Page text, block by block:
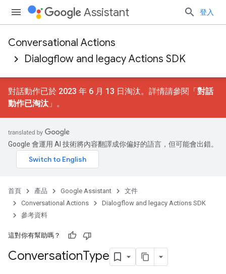
Assistant 登入
Conversational Actions
Dialogflow and legacy Actions SDK
對話動作已於 2023 年 6 月 13 日淘汰。詳情請參閱「對話
動作已淘汰 」。
Google 會運用 AI 技術將內容翻譯成你偏好的語言，但可能會出錯。
首頁 產品 Google Assistant
文件
Conversational Actions
Dialogflow and legacy Actions SDK
參考資料
這對你有幫助嗎？
ConversationType